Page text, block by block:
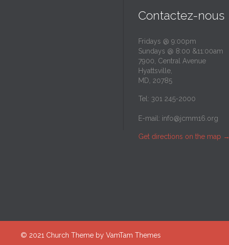
Contactez-nous
Fridays @ 9:00pm
Sundays @ 8:00 &11:00am
7900, Central Avenue
Hyattsville,
MD, 20785
Tel: 301 245-2000
E-mail: info@jcmm16.org
Get directions on the map →
© 2021 Church Theme by VamTam Themes